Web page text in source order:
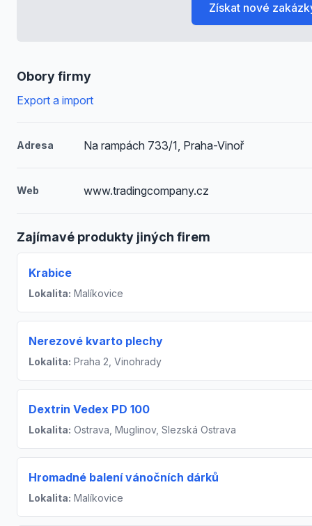
Obory firmy
Export a import
Adresa Na rampách 733/1, Praha-Vinoř
Web www.tradingcompany.cz
Zajímavé produkty jiných firem
Krabice
Lokalita: Malíkovice
Nerezové kvarto plechy
Lokalita: Praha 2, Vinohrady
Dextrin Vedex PD 100
Lokalita: Ostrava, Muglinov, Slezská Ostrava
Hromadné balení vánočních dárků
Lokalita: Malíkovice
Získat nové